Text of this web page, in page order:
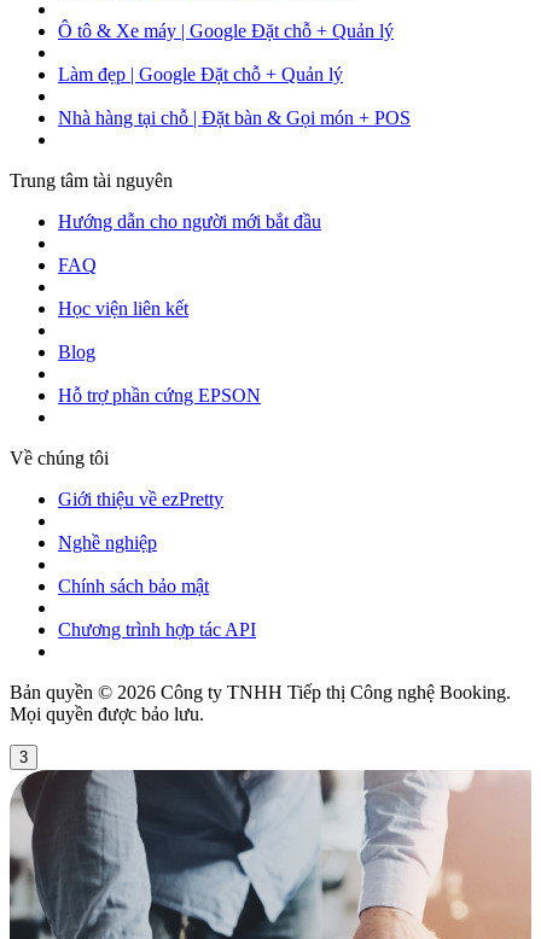
Ô tô & Xe máy | Google Đặt chỗ + Quản lý
Làm đẹp | Google Đặt chỗ + Quản lý
Nhà hàng tại chỗ | Đặt bàn & Gọi món + POS
Trung tâm tài nguyên
Hướng dẫn cho người mới bắt đầu
FAQ
Học viện liên kết
Blog
Hỗ trợ phần cứng EPSON
Về chúng tôi
Giới thiệu về ezPretty
Nghề nghiệp
Chính sách bảo mật
Chương trình hợp tác API
Bản quyền © 2026 Công ty TNHH Tiếp thị Công nghệ Booking.
Mọi quyền được bảo lưu.
3